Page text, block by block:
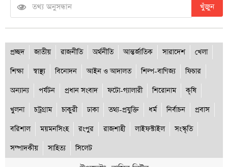
খুঁজুন
প্রচ্ছদ জাতীয় রাজনীতি অর্থনীতি আন্তর্জাতিক সারাদেশ
খেলা
শিক্ষা
স্বাস্থ্য বিনোদন আইন ও আদালত শিল্প-বাণিজ্য
ফিচার
অন্যান্য
পর্যটন প্রধান সংবাদ ফটো-গ্যালারী শিরোনাম
কৃষি
খুলনা
চট্রগ্রাম চাকুরী ঢাকা তথ্য-প্রযুক্তি ধর্ম নির্বাচন
প্রবাস
বরিশাল
ময়মনসিংহ রংপুর রাজশাহী লাইফস্টাইল
সংস্কৃতি
সম্পাদকীয়
সাহিত্য সিলেট